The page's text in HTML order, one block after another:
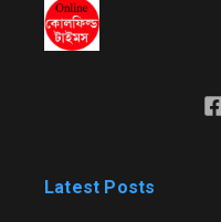
Latest Posts